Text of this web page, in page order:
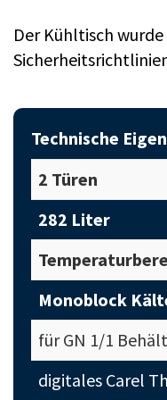
Der Kühltisch
Technische
2 Türen
282 Liter
Monoblock
für GN 1/1
digitales Carel